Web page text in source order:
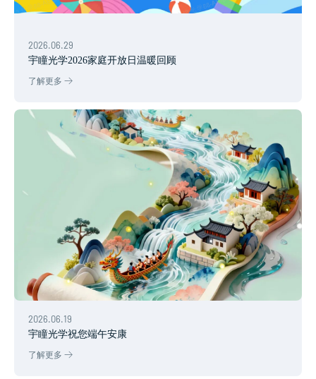
2026.06.29
宇瞳光学2026家庭开放日温暖回顾
了解更多
2026.06.19
宇瞳光学祝您端午安康
了解更多